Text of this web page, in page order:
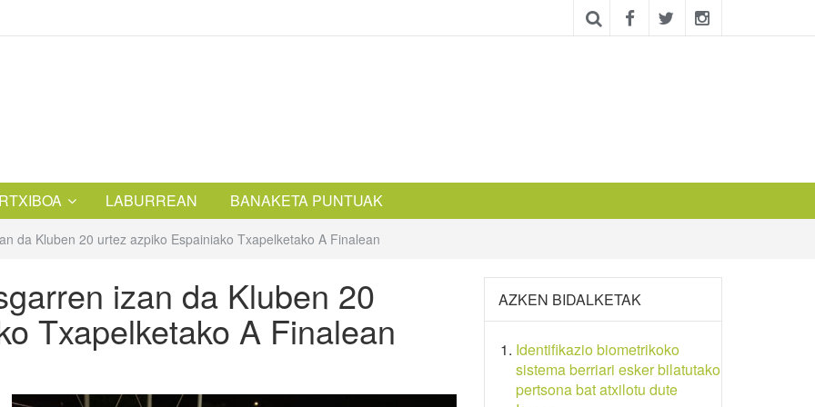
LABURREAN BANAKETA PUNTUAK
da Kluben 20 urtez azpiko Espainiako Txapelketako A Finalean
izan da Kluben 20
Txapelketako A Finalean
AZKEN BIDALKETAK
Identifikazio biometrikoko
sistema berriari esker bilatutako
pertsona bat atxilotu dute